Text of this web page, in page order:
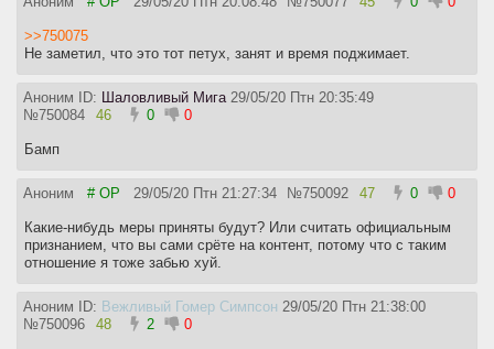
25:35 Мужской вой усиливается и приближается к Сергею
27:32 Тот же мужской вой
28:10 Что то завывающее подобралось совсем близко
Предыдущий тред: https://2ch.hk/b/res/221375163.html
>>750075
Не заметил, что это тот петух, занят и время поджимает.
Аноним ID: Шаловливый Мига 29/05/20 Птн 20:35:49
№750084 46 0 0
Бамп
Аноним # OP 29/05/20 Птн 21:27:34 №750092 47 0 0
Какие-нибудь меры приняты будут? Или считать официальным
признанием, что вы сами срёте на контент, потому что с таким
отношение я тоже забью хуй.
Аноним ID: Вежливый Гомер Симпсон 29/05/20 Птн 21:38:00
№750096 48 2 0